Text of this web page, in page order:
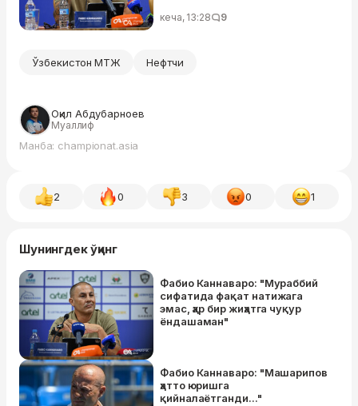
олиб борганман"
кеча, 13:28 9
Ўзбекистон МТЖ Нефтчи
Оқил Абдубарноев
Муаллиф
Манба: championat.asia
2 0 3 0 1
Шунингдек ўқинг
Фабио Каннаваро: "Мураббий
сифатида фақат натижага
эмас, ҳар бир жиҳатга чуқур
ёндашаман"
Фабио Каннаваро: "Машарипов
ҳатто юришга
қийналаётганди..."